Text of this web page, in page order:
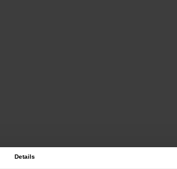
Details